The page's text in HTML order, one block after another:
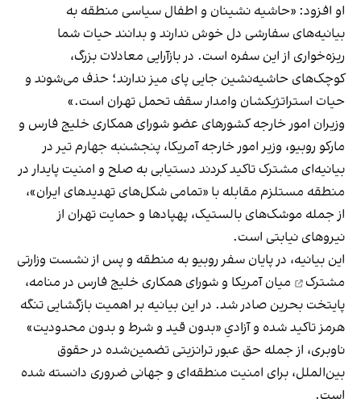
او افزود: «حاشیه نشینان و اطفال سیاسی منطقه به
بیانیه‌های سفارشی دل خوش ندارند و بدانند حیات شما
ریزه‌خواری از این سفره است. در بازآرایی معادلات بزرگ،
کوچک‌های حاشیه‌نشین جایی پای میز ندارند؛ حذف می‌شوند و
حیات استراتژیکشان وامدار سقف تحمل تهران است.»
وزیران امور خارجه کشورهای عضو شورای همکاری خلیج فارس و
مارکو روبیو، وزیر امور خارجه آمریکا، پنجشنبه جهارم تیر در
بیانیه‌ای مشترک تاکید کردند دستیابی به صلح و امنیت پایدار در
منطقه مستلزم مقابله با «تمامی شکل‌های تهدیدهای ایران»،
از جمله موشک‌های بالستیک، پهپادها و حمایت تهران از
نیروهای نیابتی است.
این بیانیه، در پایان سفر روبیو به منطقه و پس از نشست وزارتی
مشترک
میان آمریکا و شورای همکاری خلیج فارس در منامه،
پایتخت بحرین صادر شد. در این بیانیه بر اهمیت بازگشایی تنگه
هرمز تاکید شده و آزادیِ «بدون قید و شرط و بدون محدودیت»
ناوبری، از جمله حق عبور ترانزیتی تضمین‌شده در حقوق
بین‌الملل، برای امنیت منطقه‌ای و جهانی ضروری دانسته شده
است.